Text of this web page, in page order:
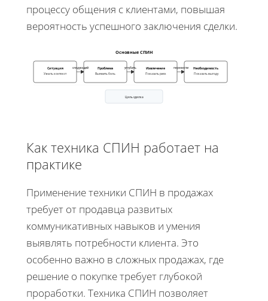
процессу общения с клиентами, повышая
вероятность успешного заключения сделки.
Основные СПИН
Ситуация
Узнать контекст
Проблема
Выявить боль
Извлечение
Показать риск
Необходимость
Показать выгоду
Цель сделка
следующий углубить перевести
Как техника СПИН работает на
практике
Применение техники СПИН в продажах
требует от продавца развитых
коммуникативных навыков и умения
выявлять потребности клиента. Это
особенно важно в сложных продажах, где
решение о покупке требует глубокой
проработки. Техника СПИН позволяет